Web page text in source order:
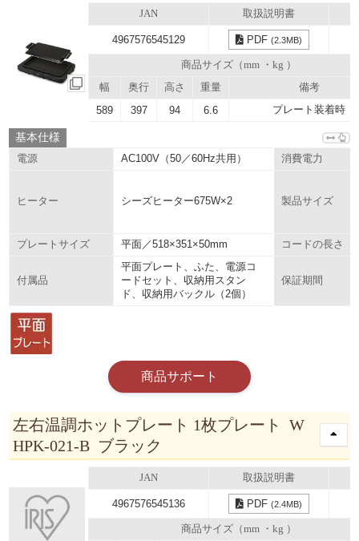
JAN 取扱説明書
4967576545129 PDF(2.3MB)
商品サイズ（mm ・kg ）
幅
奥行 高さ 重量 備考
589 397 94 6.6 プレート装着時
基本仕様
電源 AC100V（50／60Hz共用） 消費電力
ヒーター シーズヒーター675W×2 製品サイズ
プレートサイズ 平面／518×351×50mm コードの長さ
付属品
平面プレート、ふた、電源コ
ードセット、収納用スタン
ド、収納用バックル（2個）
保証期間
商品サポート
左右温調ホットプレート 1枚プレート W
HPK-021-B ブラック
JAN 取扱説明書
4967576545136 PDF(2.4MB)
商品サイズ（mm ・kg ）